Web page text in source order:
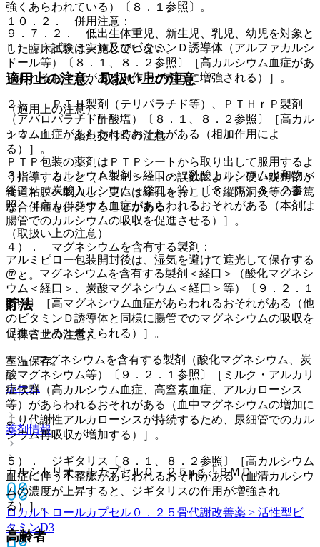
強くあらわれている）〔８．１参照〕。
９．７．２． 低出生体重児、新生児、乳児、幼児を対象と
した臨床試験は実施していない。
適用上の注意、取扱い上の注意
（適用上の注意）
１４．１． 薬剤交付時の注意
ＰＴＰ包装の薬剤はＰＴＰシートから取り出して服用するよ
う指導すること（ＰＴＰシートの誤飲により、硬い鋭角部が
食道粘膜へ刺入し、更には穿孔をおこして縦隔洞炎等の重篤
な合併症を併発することがある）。
（取扱い上の注意）
アルミピロー包装開封後は、湿気を避けて遮光して保存する
こと。
貯法
（保管上の注意）
室温保存。
ホーム
薬剤情報
カルシトリオールカプセル０．２５μｇ「ＢＭＤ」
ロカルトロールカプセル０．２５ 骨代謝改善薬 > 活性型ビ
タミンD3
１０．２． 併用注意：
１）． ビタミンＤ及びビタミンＤ誘導体（アルファカルシ
ドール等）〔８．１、８．２参照〕［高カルシウム血症があ
らわれるおそれがある（作用が相互に増強される）］。
２）． ＰＴＨ製剤（テリパラチド等）、ＰＴＨｒＰ製剤
（アバロパラチド酢酸塩）〔８．１、８．２参照〕［高カル
シウム血症があらわれるおそれがある（相加作用によ
る）］。
３）． カルシウム製剤＜経口＞（乳酸カルシウム水和物＜
経口＞、炭酸カルシウム＜経口＞等）〔８．１、８．２参
照〕［高カルシウム血症があらわれるおそれがある（本剤は
腸管でのカルシウムの吸収を促進させる）］。
４）． マグネシウムを含有する製剤：
@． マグネシウムを含有する製剤＜経口＞（酸化マグネシ
ウム＜経口＞、炭酸マグネシウム＜経口＞等）〔９．２．１
参照〕［高マグネシウム血症があらわれるおそれがある（他
のビタミンＤ誘導体と同様に腸管でのマグネシウムの吸収を
促進させると考えられる）］。
A． マグネシウムを含有する製剤（酸化マグネシウム、炭
酸マグネシウム等）〔９．２．１参照〕［ミルク・アルカリ
症候群（高カルシウム血症、高窒素血症、アルカローシス
等）があらわれるおそれがある（血中マグネシウムの増加に
より代謝性アルカローシスが持続するため、尿細管でのカル
シウム再吸収が増加する）］。
５）． ジギタリス〔８．１、８．２参照〕［高カルシウム
血症に伴う不整脈があらわれるおそれがある（血清カルシウ
ムの濃度が上昇すると、ジギタリスの作用が増強され
る）］。
高齢者